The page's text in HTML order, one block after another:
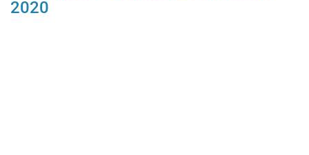
2020